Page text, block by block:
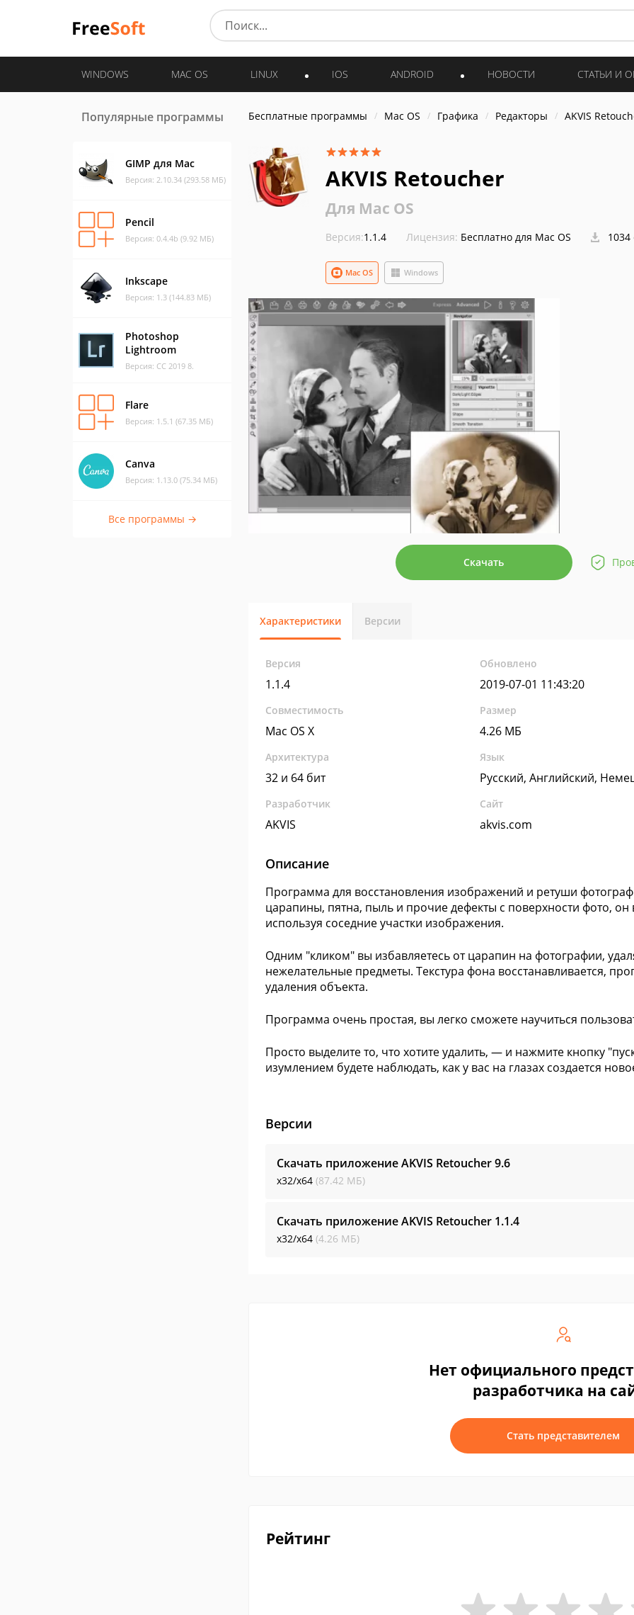
WINDOWS MAC OS LINUX IOS ANDROID НОВОСТИ СТАТЬИ И
Популярные программы
GIMP для Mac
Версия: 2.10.34 (293.58 МБ)
Pencil
Версия: 0.4.4b (9.92 МБ)
Inkscape
Версия: 1.3 (144.83 МБ)
Photoshop
Lightroom
Версия: CC 2019 8.
Flare
Версия: 1.5.1 (67.35 МБ)
Canva
Версия: 1.13.0 (75.34 МБ)
Все программы →
Бесплатные программы Mac OS Графика Редакторы AKVIS
AKVIS Retoucher
Для Mac OS
Версия:1.1.4 Лицензия: Бесплатно для Mac OS
Windows
Mac OS
Скачать
Характеристики Версии
Версия
1.1.4
Обновлено
2019-07-01 11:43:20
Совместимость
Mac OS X
Размер
4.26 МБ
Архитектура
32 и 64 бит
Язык
Русский, Английский,
Разработчик
AKVIS
Сайт
akvis.com
Описание
Программа для восстановления изображений и ретуши
царапины, пятна, пыль и прочие дефекты с поверхности фото,
используя соседние участки изображения.
Одним "кликом" вы избавляетесь от царапин на фотографии,
нежелательные предметы. Текстура фона восстанавливается,
удаления объекта.
Программа очень простая, вы легко сможете научиться
Просто выделите то, что хотите удалить, — и нажмите кнопку
изумлением будете наблюдать, как у вас на глазах создается
Версии
Скачать приложение AKVIS Retoucher9.6
x32/x64 (87.42 МБ)
Скачать приложение AKVIS Retoucher 1.1.4
x32/x64 (4.26 МБ)
Нет официального
разработчика на
Стать представителем
Рейтинг